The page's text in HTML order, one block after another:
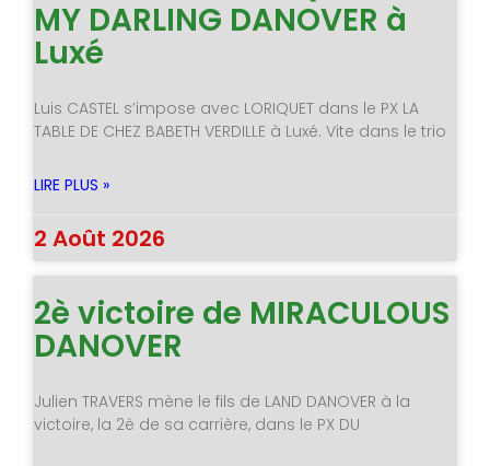
MY DARLING DANOVER à
Luxé
Luis CASTEL s’impose avec LORIQUET dans le PX LA
TABLE DE CHEZ BABETH VERDILLE à Luxé. Vite dans le trio
LIRE PLUS »
2 Août 2026
2è victoire de MIRACULOUS
DANOVER
Julien TRAVERS mène le fils de LAND DANOVER à la
victoire, la 2è de sa carrière, dans le PX DU